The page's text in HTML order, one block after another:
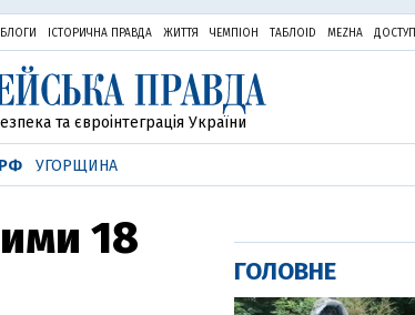
БЛОГИ ІСТОРИЧНА ПРАВДА ЖИТТЯ ЧЕМПІОН ТАБЛОID MEZHA ДОСТУП
та євроінтеграція України
РФ УГОРЩИНА
18
ГОЛОВНЕ